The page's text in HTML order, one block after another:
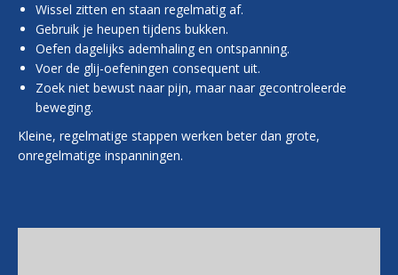
Wissel zitten en staan regelmatig af.
Gebruik je heupen tijdens bukken.
Oefen dagelijks ademhaling en ontspanning.
Voer de glij-oefeningen consequent uit.
Zoek niet bewust naar pijn, maar naar gecontroleerde
beweging.
Kleine, regelmatige stappen werken beter dan grote,
onregelmatige inspanningen.